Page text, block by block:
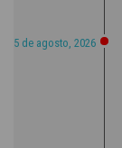
5 de agosto, 2026